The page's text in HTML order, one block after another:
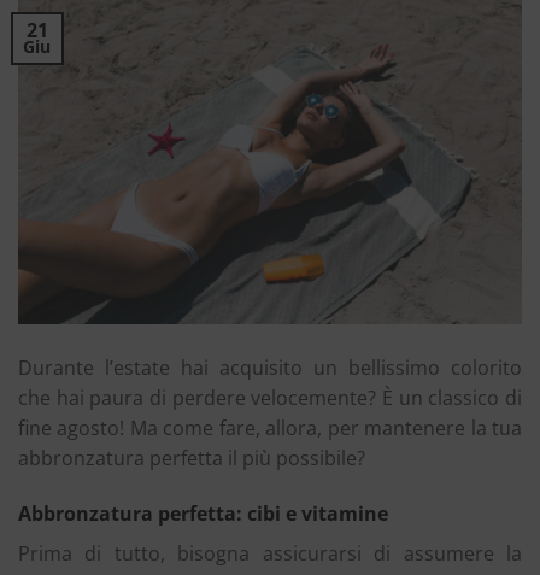
21
Giu
Durante l’estate hai acquisito un bellissimo colorito
che hai paura di perdere velocemente? È un classico di
fine agosto! Ma come fare, allora, per mantenere la tua
abbronzatura perfetta il più possibile?
Abbronzatura perfetta: cibi e vitamine
Prima di tutto, bisogna assicurarsi di assumere la